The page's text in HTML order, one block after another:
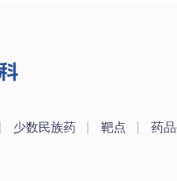
少数民族药 靶点 药